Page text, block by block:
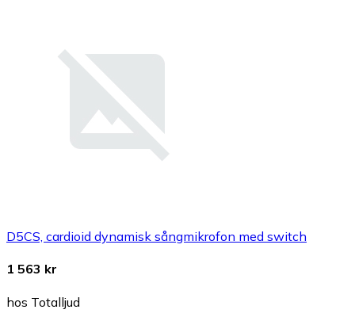
D5CS, cardioid dynamisk sångmikrofon med switch
1 563 kr
hos Totalljud